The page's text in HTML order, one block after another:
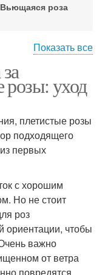
Вьющаяся роза
розами
Показать все
розы: уход
плетистые розы
подходящего
первых
с хорошим
Но не стоит
роз
ориентации, чтобы
важно
от ветра